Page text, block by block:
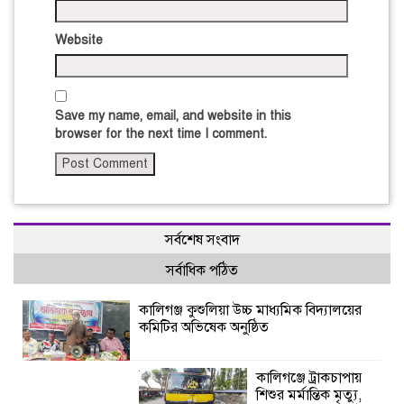
Website
Save my name, email, and website in this
browser for the next time I comment.
সর্বশেষ সংবাদ
সর্বাধিক পঠিত
কালিগঞ্জ কুশুলিয়া উচ্চ মাধ্যমিক বিদ্যালয়ের
কমিটির অভিষেক অনুষ্ঠিত
কালিগঞ্জে ট্রাকচাপায়
শিশুর মর্মান্তিক মৃত্যু,